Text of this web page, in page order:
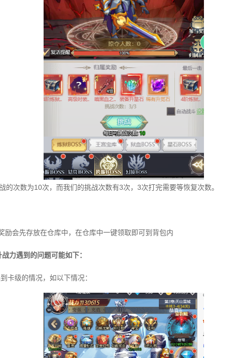
的次数为10次，而我们的挑战次数有3次，3次打完需要等恢复次数。
励会先存放在仓库中，在仓库中一键领取即可到背包内
力遇到的问题可能如下：
卡级的情况，如以下情况：